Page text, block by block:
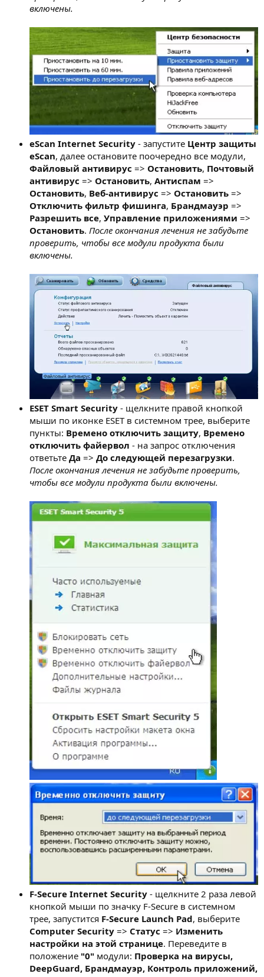
включены.
eScan Internet Security - запустите Центр защиты
eScan, далее остановите поочередно все модули,
Файловый антивирус => Остановить, Почтовый
антивирус => Остановить, Антиспам =>
Остановить, Веб-антивирус => Остановить =>
Отключить фильтр фишинга, Брандмауэр =>
Разрешить все, Управление приложениями =>
Остановить. После окончания лечения не забудьте
проверить, чтобы все модули продукта были
включены.
ESET Smart Security - щелкните правой кнопкой
мыши по иконке ESET в системном трее, выберите
пункты: Времено отключить защиту, Времено
отключить файервол - на запрос отключения
ответьте Да => До следующей перезагрузки.
После окончания лечения не забудьте проверить,
чтобы все модули продукта были включены.
F-Secure Internet Security - щелкните 2 раза левой
кнопкой мыши по значку F-Secure в системном
трее, запустится F-Secure Launch Pad, выберите
Computer Security => Статус => Изменить
настройки на этой странице. Переведите в
положение "0" модули: Проверка на вирусы,
DeepGuard, Брандмауэр, Контроль приложений,